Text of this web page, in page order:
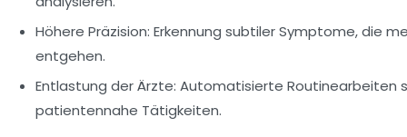
Höhere Präzision: Erkennung subtiler Symptome, die
entgehen.
Entlastung der Ärzte: Automatisierte Routinearbeiten
patientennahe Tätigkeiten.